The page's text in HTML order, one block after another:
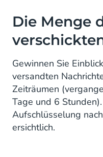
Die Menge
Gewinnen Sie
versandten
Zeiträumen
Tage und 6
Aufschlüsselung
ersichtlich.